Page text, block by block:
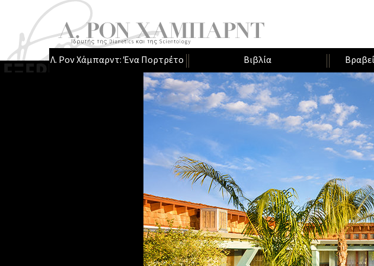
Λ. Ρον Χάμπαρντ: Ένα Πορτρέτο Βιβλία